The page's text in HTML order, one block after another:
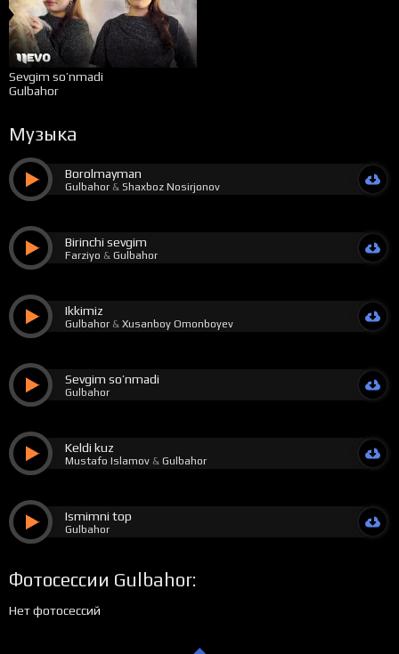
Sevgim so’nmadi
Gulbahor
Музыка
Borolmayman
Gulbahor& Shaxboz Nosirjonov
Birinchi sevgim
Farziyo & Gulbahor
Ikkimiz
Gulbahor& Xusanboy Omonboyev
Sevgim so’nmadi
Gulbahor
Keldi kuz
Mustafo Islamov& Gulbahor
Ismimni top
Gulbahor
Фотосессии Gulbahor:
Нет фотосессий